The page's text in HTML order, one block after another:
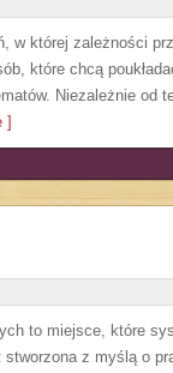
w której zależności
które chcą
Niezależnie od
]
to miejsce, które
z myślą o